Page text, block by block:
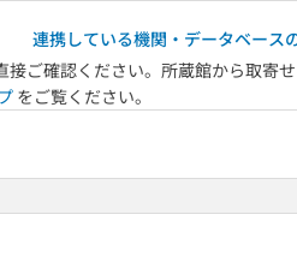
連携している機関・データベース
ご確認ください。所蔵館から取寄
をご覧ください。